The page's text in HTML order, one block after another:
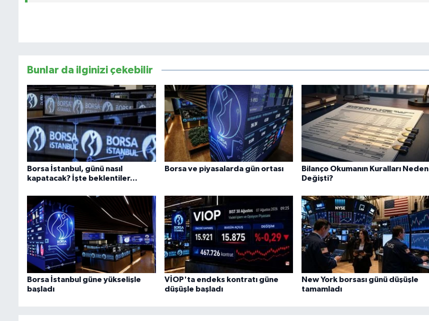
Bunlar da ilginizi çekebilir
Borsa İstanbul, günü nasıl
kapatacak? İşte beklentiler...
Borsa ve piyasalarda gün ortası
Bilanço Okumanın Kuralları Neden
Değişti?
Borsa İstanbul güne yükselişle
başladı
VİOP'ta endeks kontratı güne
düşüşle başladı
New York borsası günü düşüşle
tamamladı